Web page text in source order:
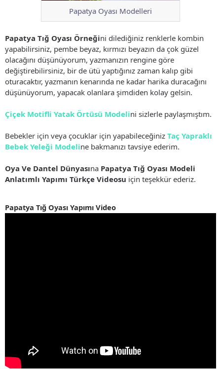
Papatya Oyası Modelleri
Papatya Tığ Oyası Örneğini dilediğiniz renklerle kombin
yapabilirsiniz, pembe beyaz, kırmızı beyazın da çok güzel
olacağını düşünüyorum, yazmanızın rengine göre
değiştirebilirsiniz, bir de ütü yaptığınız zaman kalıp gibi
oturacaktır, yazmanın kenarında ne kadar harika duracağını
düşünüyorum, yapacak olanlara şimdiden kolay gelsin.
Çiçek Motifli Yatak Örtüsü Modelini sizlerle paylaşmıştım.
Bebekler için veya çocuklar için yapabileceğiniz Taç Yapraklı
Bebek Yeleği Modeline bakmanızı tavsiye ederim.
Oya Ve Dantel Dünyasına Papatya Tığ Oyası Modeli
Anlatımlı Yapımı Türkçe Videosu için teşekkür ederiz.
Papatya Tığ Oyası Yapımı Video